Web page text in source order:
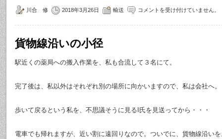
川合 修 2018年3月26日 輸送 コメントを受け付けていません。
貨物線沿いの小径
駅近くの薬局への搬入作業を、私も合流して３名にて。
完了後は、私以外はそれぞれ別の場所に向かいますので、私は会社へ。
歩いて戻るという私を、不思議そうに見るI氏を見送ってから・・・
電車でも帰れますが、近い割に遠回りなので。ついでに、貨物線沿い